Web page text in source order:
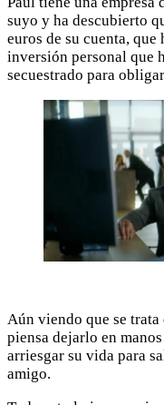
suyo y ha descubierto
euros de su cuenta,
inversión personal que
secuestrado para
Aún viendo que se
piensa dejarlo en
arriesgar su vida para
amigo.